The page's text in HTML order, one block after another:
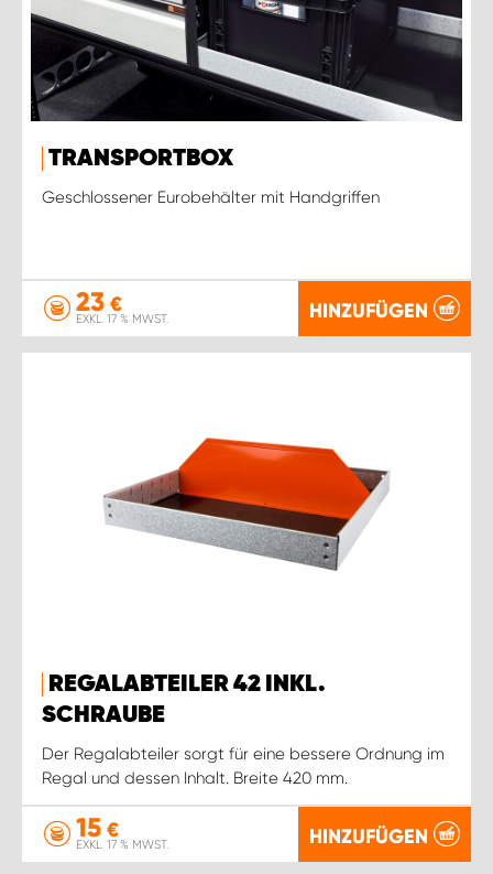
TRANSPORTBOX
Geschlossener Eurobehälter mit Handgriffen
23 €
EXKL. 17 % MWST. HINZUFÜGEN
REGALABTEILER 42 INKL.
SCHRAUBE
Der Regalabteiler sorgt für eine bessere Ordnung im
Regal und dessen Inhalt. Breite 420 mm.
15 €
EXKL. 17 % MWST. HINZUFÜGEN